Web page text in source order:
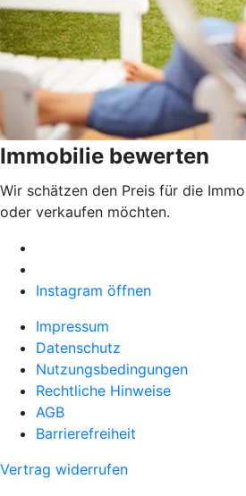
Immobilie bewerten
Wir schätzen den Preis für die
oder verkaufen möchten.
Instagram öffnen
Impressum
Datenschutz
Nutzungsbedingungen
Rechtliche Hinweise
AGB
Barrierefreiheit
Vertrag widerrufen